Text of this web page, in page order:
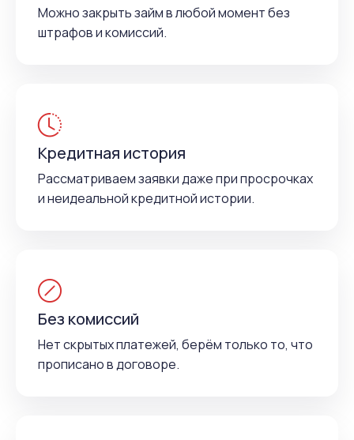
Можно закрыть займ в любой момент без
штрафов и комиссий.
Кредитная история
Рассматриваем заявки даже при просрочках
и неидеальной кредитной истории.
Без комиссий
Нет скрытых платежей, берём только то, что
прописано в договоре.